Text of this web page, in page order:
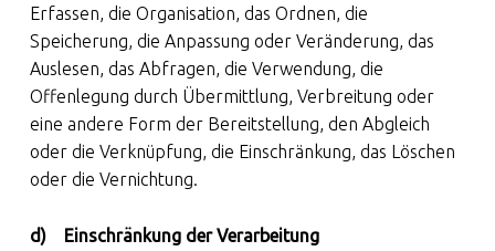
Erfassen, die Organisation, das Ordnen, die
Speicherung, die Anpassung oder Veränderung, das
Auslesen, das Abfragen, die Verwendung, die
Offenlegung durch Übermittlung, Verbreitung oder
eine andere Form der Bereitstellung, den Abgleich
oder die Verknüpfung, die Einschränkung, das Löschen
oder die Vernichtung.
d) Einschränkung der Verarbeitung